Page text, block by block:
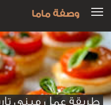
وصفة ماما
طريقة عمل ميني